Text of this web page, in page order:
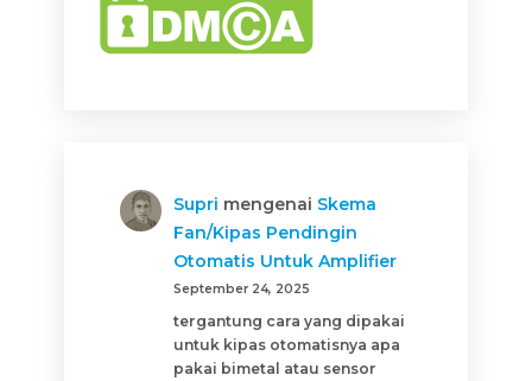
Supri mengenai Skema
Fan/Kipas Pendingin
Otomatis Untuk Amplifier
September 24, 2025
tergantung cara yang dipakai
untuk kipas otomatisnya apa
pakai bimetal atau sensor